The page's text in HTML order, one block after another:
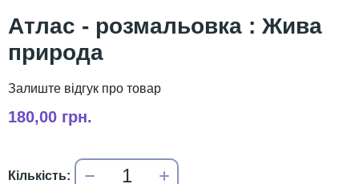
Атлас - розмальовка : Жива
природа
180,00 грн.